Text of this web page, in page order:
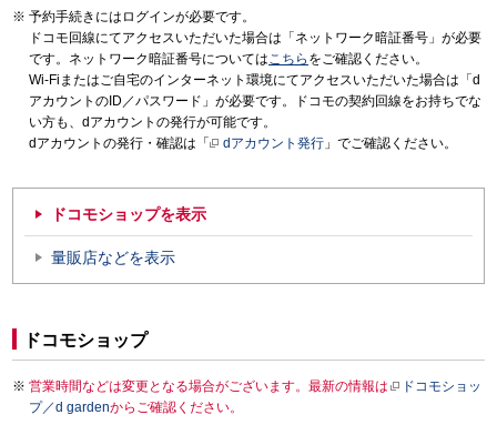
予約手続きにはログインが必要です。
ドコモ回線にてアクセスいただいた場合は「ネットワーク暗証番号」が必要
です。ネットワーク暗証番号についてはこちら をご確認ください。
Wi-Fiまたはご自宅のインターネット環境にてアクセスいただいた場合は「d
アカウントのID／パスワード」が必要です。ドコモの契約回線をお持ちでな
い方も、dアカウントの発行が可能です。
dアカウントの発行・確認は「
dアカウント発行 」でご確認ください。
ドコモショップを表示
量販店などを表示
ドコモショップ
営業時間などは変更となる場合がございます。最新の情報は
ドコモショッ
プ／d gardenからご確認ください。